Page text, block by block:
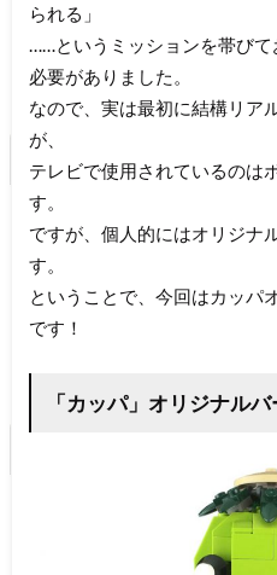
られる」
……というミッションを帯びて
必要がありました。
なので、実は最初に結構リア
が、
テレビで使用されているのは
す。
ですが、個人的にはオリジナ
す。
ということで、今回はカッパ
です！
「カッパ」オリジナル